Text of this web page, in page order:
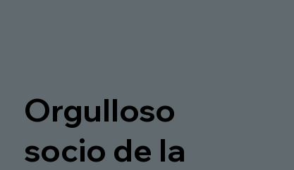
Orgulloso
socio de la